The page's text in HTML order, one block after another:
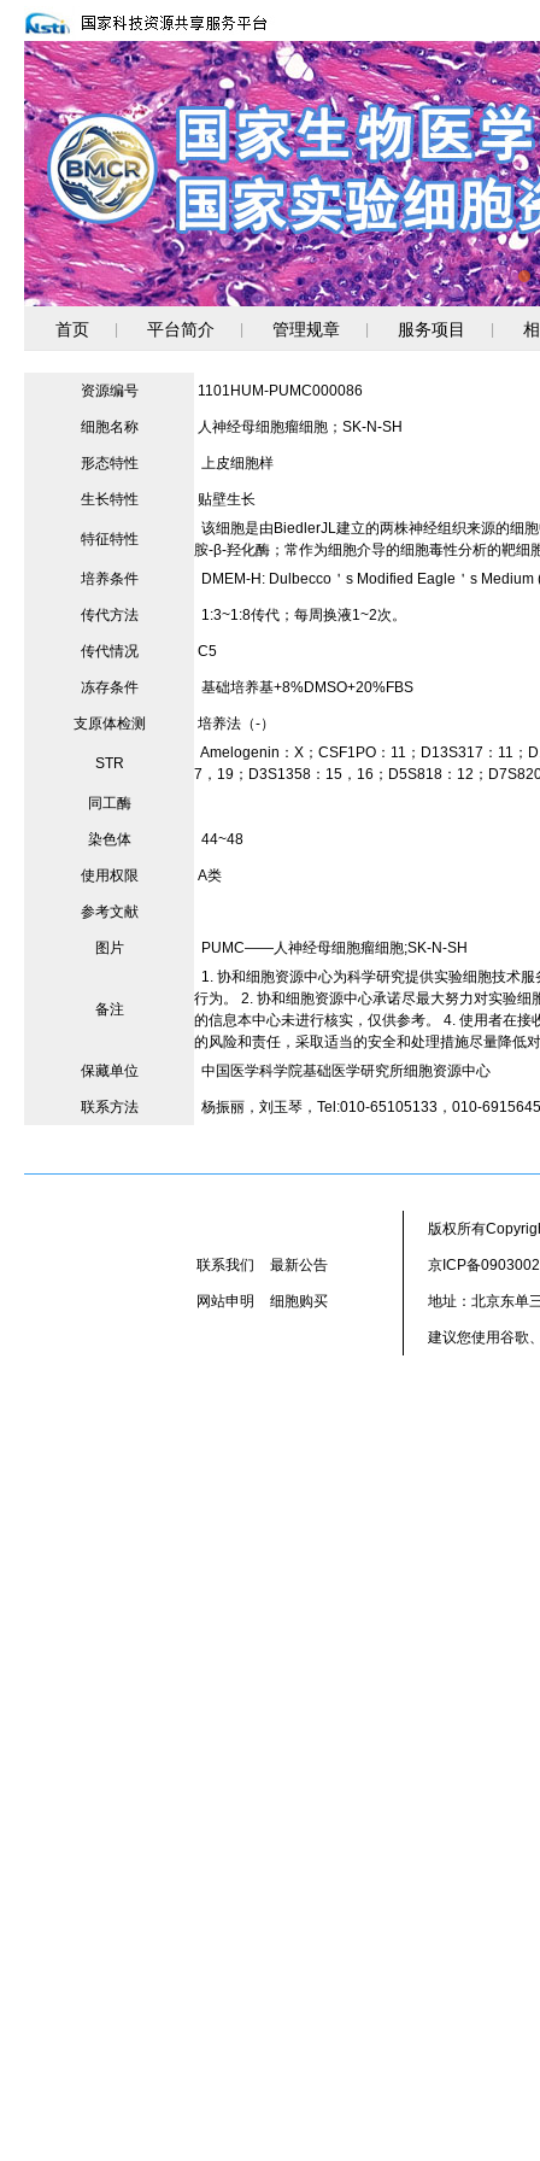
首页 平台简介 管理规章 服务项目
资源编号 1101HUM-PUMC000086
细胞名称 人神经母细胞瘤细胞；SK-N-SH
形态特性 上皮细胞样
生长特性 贴壁生长
特征特性
该细胞是由BiedlerJL建立的两株神经组织来源的细
胺-β-羟化酶；常作为细胞介导的细胞毒性分析的靶细
培养条件
DMEM-H: Dulbecco＇s Modified Eagle＇s
传代方法 1:3~1:8传代；每周换液1~2次。
传代情况 C5
冻存条件 基础培养基+8%DMSO+20%FBS
支原体检测 培养法（-）
STR
Amelogenin：X；CSF1PO：11；D13S317：11
7，19；D3S1358：15，16；D5S818：12；
同工酶
染色体 44~48
使用权限 A类
参考文献
图片 PUMC——人神经母细胞瘤细胞;SK-N-SH
备注
1. 协和细胞资源中心为科学研究提供实验细胞技术
行为。 2. 协和细胞资源中心承诺尽最大努力对实验
的信息本中心未进行核实，仅供参考。 4. 使用者在
的风险和责任，采取适当的安全和处理措施尽量降低
保藏单位
中国医学科学院基础医学研究所细胞资源中心
联系方法 杨振丽，刘玉琴，Tel:010-65105133，010-
联系我们 最新公告
网站申明 细胞购买
版权所有
京ICP备
地址：北京东单
建议您使用谷歌